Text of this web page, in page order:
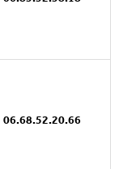
06.68.52.20.66